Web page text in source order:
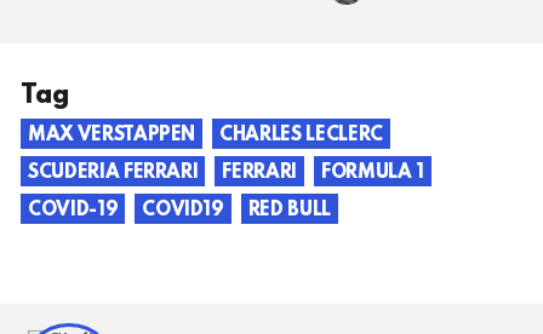
Tag
MAX VERSTAPPEN
CHARLES LECLERC
SCUDERIA FERRARI
FERRARI
FORMULA 1
COVID-19
COVID19 RED BULL